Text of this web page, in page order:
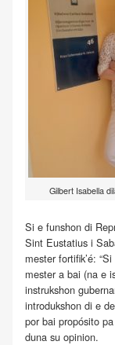
Gilbert Isabella
Si e funshon di
Sint Eustatius i
mester fortifik’é:
mester a bai (na e
instrukshon
introdukshon di e
por bai propósito
duna su opinion.